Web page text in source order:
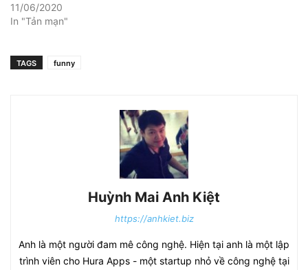
11/06/2020
In "Tản mạn"
TAGS funny
Huỳnh Mai Anh Kiệt
https://anhkiet.biz
Anh là một người đam mê công nghệ. Hiện tại anh là một lập
trình viên cho Hura Apps - một startup nhỏ về công nghệ tại